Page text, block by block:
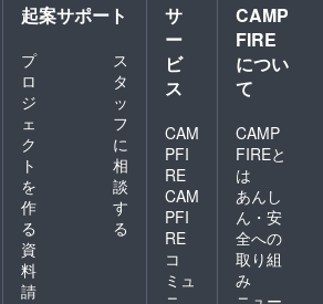
起案サポート
プ
ロ
ジ
ェ
ク
ト
を
作
る
ス
タ
ッ
フ
に
相
談
す
る
資
料
請
サ
ー
ビ
ス
CAM
PFI
RE
CAM
PFI
RE
コ
ミュ
CAMP
FIRE
につい
て
CAMP
FIREと
は
あんし
ん・安
全への
取り組
み